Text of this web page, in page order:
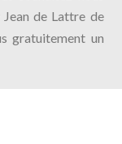
de Lattre de
gratuitement un